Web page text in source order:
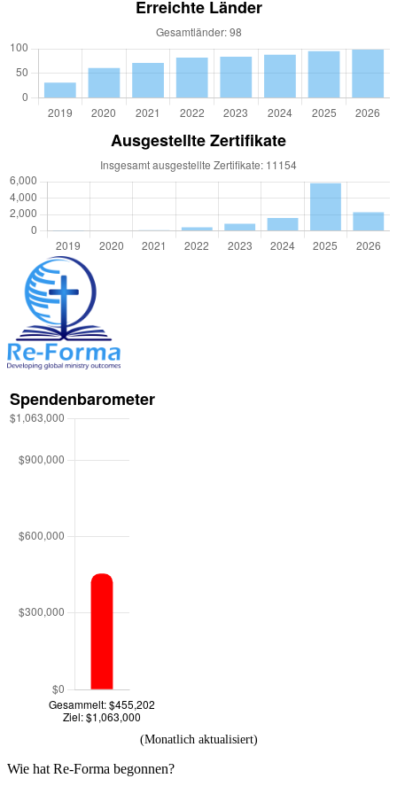
(Monatlich aktualisiert)
Wie hat Re-Forma begonnen?